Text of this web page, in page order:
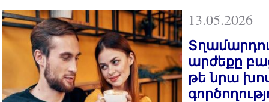
13.05.2026
արժեքը
թե նրա